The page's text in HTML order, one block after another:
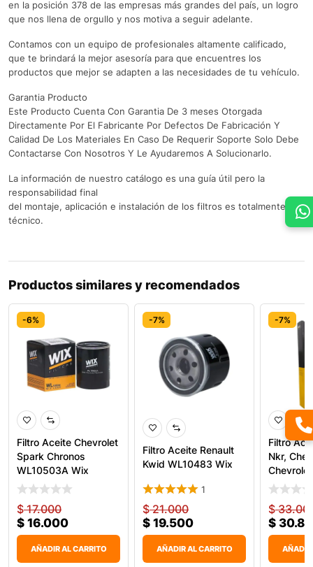
en la posición 378 de las empresas más grandes del país, un logro
que nos llena de orgullo y nos motiva a seguir adelante.
Contamos con un equipo de profesionales altamente calificado,
que te brindará la mejor asesoría para que encuentres los
productos que mejor se adapten a las necesidades de tu vehículo.
Garantia Producto
Este Producto Cuenta Con Garantia De 3 meses Otorgada
Directamente Por El Fabricante Por Defectos De Fabricación Y
Calidad De Los Materiales En Caso De Requerir Soporte Solo Debe
Contactarse Con Nosotros Y Le Ayudaremos A Solucionarlo.
La información de nuestro catálogo es una guía útil pero la
responsabilidad final
del montaje, aplicación e instalación de los filtros es totalmente del
técnico.
Productos similares y recomendados
-6%
Filtro Aceite Chevrolet
Spark Chronos
WL10503A Wix
$17.000
$ 16.000
AÑADIR AL CARRITO
-7%
Filtro Aceite Renault
Kwid WL10483 Wix
1
$21.000
$ 19.500
AÑADIR AL CARRITO
-7%
Filtro
Nkr,
$
$
AÑADIR